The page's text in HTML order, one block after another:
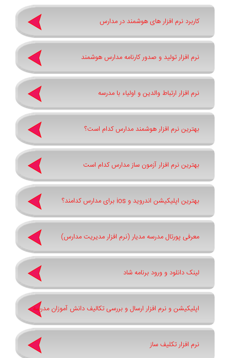
کاربرد نرم افزار های هوشمند در مدارس
نرم افزار تولید و صدور کارنامه مدارس هوشمند
نرم افزار ارتباط والدین و اولیاء با مدرسه
بهترین نرم افزار هوشمند مدارس کدام است؟
بهترین نرم افزار آزمون ساز مدارس کدام است
بهترین اپلیکیشن اندروید و ios برای مدارس کدامند؟
معرفی پورتال مدرسه مدیار (نرم افزار مدیریت مدارس)
لینک دانلود و ورود برنامه شاد
اپلیکیشن و نرم افزار ارسال و بررسی تکالیف دانش آموزان مدرسه
نرم افزار تکلیف ساز